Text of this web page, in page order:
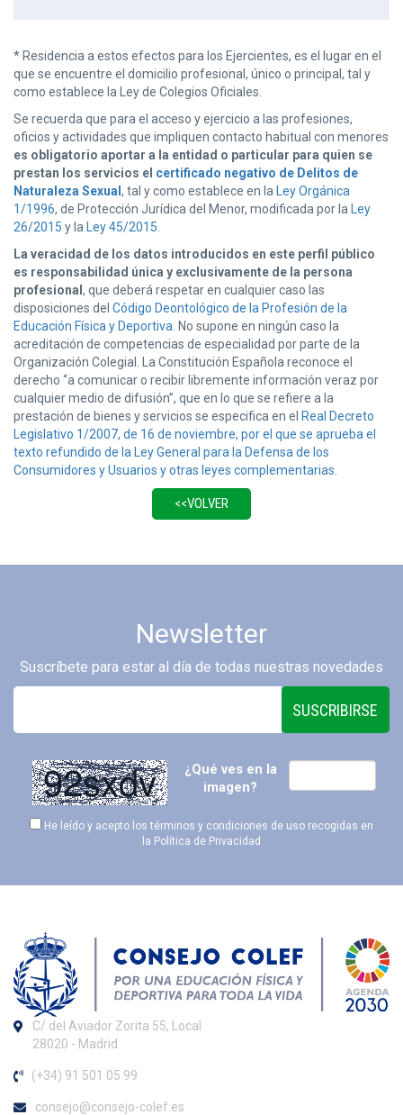
* Residencia a estos efectos para los Ejercientes, es el lugar en el
que se encuentre el domicilio profesional, único o principal, tal y
como establece la Ley de Colegios Oficiales.
Se recuerda que para el acceso y ejercicio a las profesiones,
oficios y actividades que impliquen contacto habitual con menores
es obligatorio aportar a la entidad o particular para quien se
prestan los servicios el certificado negativo de Delitos de
Naturaleza Sexual , tal y como establece en la
Ley Orgánica
1/1996, de Protección Jurídica del Menor, modificada por la
Ley
26/2015 y la Ley 45/2015
La veracidad de los datos introducidos en este perfil público
es responsabilidad única y exclusivamente de la persona
profesional , que deberá respetar en cualquier caso las
disposiciones del Código Deontológico de la Profesión de la
Educación Física y Deportiva . No supone en ningún caso la
acreditación de competencias de especialidad por parte de la
Organización Colegial. La Constitución Española reconoce el
derecho “a comunicar o recibir libremente información veraz por
cualquier medio de difusión”, que en lo que se refiere a la
prestación de bienes y servicios se especifica en el Real Decreto
Legislativo 1/2007, de 16 de noviembre, por el que se aprueba el
texto refundido de la Ley General para la Defensa de los
Consumidores y Usuarios y otras leyes complementarias
Newsletter
Suscríbete para estar al día de todas nuestras novedades
SUSCRIBIRSE
¿Qué ves en la
imagen?
He leído y acepto los términos y condiciones de uso recogidas en
la Política de Privacidad
C/ del Aviador Zorita 55, Local
28020 - Madrid
(+34) 91 501 05 99
consejo@consejo-colef.es